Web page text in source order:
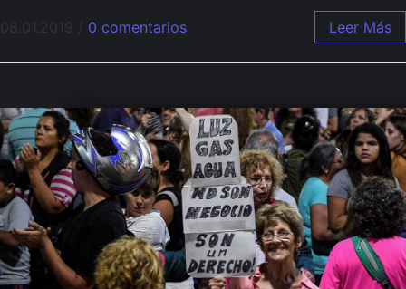
08.01.2019 0 comentarios Leer Más